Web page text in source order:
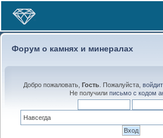
Форум о камнях и минералах
Добро пожаловать, Гость. Пожалуйста,
Не получили письмо с кодом